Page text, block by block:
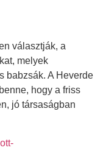
választják, a
melyek
babzsák. A Heverde
hogy a friss
jó társaságban